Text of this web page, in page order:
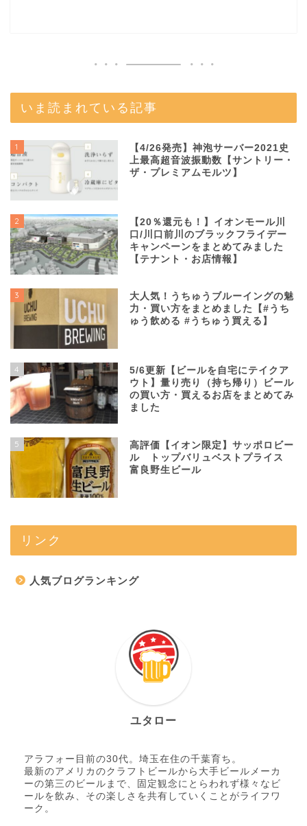
いま読まれている記事
1
【4/26発売】神泡サーバー2021史
上最高超音波振動数【サントリー・
ザ・プレミアムモルツ】
2
【20％還元も！】イオンモール川
口/川口前川のブラックフライデー
キャンペーンをまとめてみました
【テナント・お店情報】
3
大人気！うちゅうブルーイングの魅
力・買い方をまとめました【#うち
ゅう飲める #うちゅう買える】
4
5/6更新【ビールを自宅にテイクア
ウト】量り売り（持ち帰り）ビール
の買い方・買えるお店をまとめてみ
ました
5
高評価【イオン限定】サッポロビー
ル トップバリュベストプライス
富良野生ビール
リンク
人気ブログランキング
ユタロー
アラフォー目前の30代。埼玉在住の千葉育ち。
最新のアメリカのクラフトビールから大手ビールメーカ
ーの第三のビールまで、固定観念にとらわれず様々なビ
ールを飲み、その楽しさを共有していくことがライフワ
ーク。